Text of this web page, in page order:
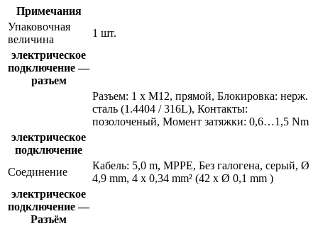
Примечания
Упаковочная
величина
1 шт.
электрическое
подключение —
разъем
Разъем: 1 x M12, прямой, Блокировка: нерж.
сталь (1.4404 / 316L), Контакты:
позолоченый, Момент затяжки: 0,6…1,5 Nm
электрическое
подключение
Соединение
Кабель: 5,0 m, MPPE, Без галогена, серый, Ø
4,9 mm, 4 x 0,34 mm² (42 x Ø 0,1 mm )
электрическое
подключение —
Разъём